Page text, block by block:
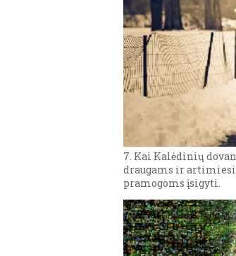
7. Kai Kalėdinių
draugams ir
pramogoms įsigyti.